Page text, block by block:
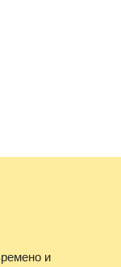
и